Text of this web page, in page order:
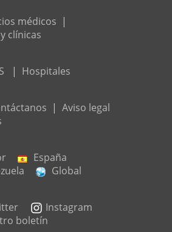
médicos |
clínicas
| Hospitales
| Aviso legal
España
Global
Instagram
boletín